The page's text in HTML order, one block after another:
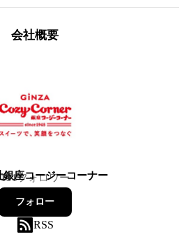
会社概要
銀座コージーコーナー
131フォロワー
フォロー
RSS